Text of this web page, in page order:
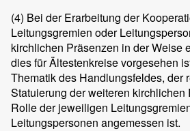
(4) Bei der Erarbeitung der
Leitungsgremien oder
kirchlichen Präsenzen in der Weise
dies für Ältestenkreise vorgesehen
Thematik des Handlungsfeldes, der
Statuierung der weiteren kirchlichen
Rolle der jeweiligen
Leitungspersonen angemessen ist.